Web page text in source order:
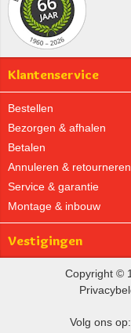
Klantenservice
Bestellen
Bezorgen & afhalen
Betalen
Annuleren & retourneren
Service & garantie
Montage & inbouw
Vestigingen
Copyright ©
Volg ons op: